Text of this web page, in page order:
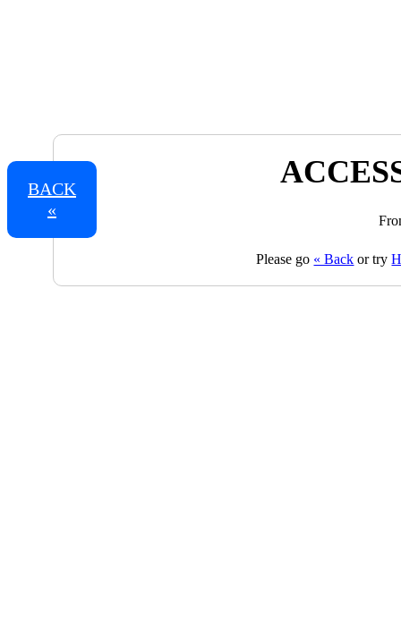
BACK
«
Please go « Back or try